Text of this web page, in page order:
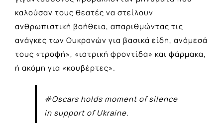
καλούσαν τους θεατές να στείλουν
ανθρωπιστική βοήθεια, απαριθμώντας τις
ανάγκες των Ουκρανών για βασικά είδη, ανάμεσά
τους «τροφή», «ιατρική φροντίδα» και φάρμακα,
ή ακόμη για «κουβέρτες».
#Oscars holds moment of silence
in support of Ukraine.